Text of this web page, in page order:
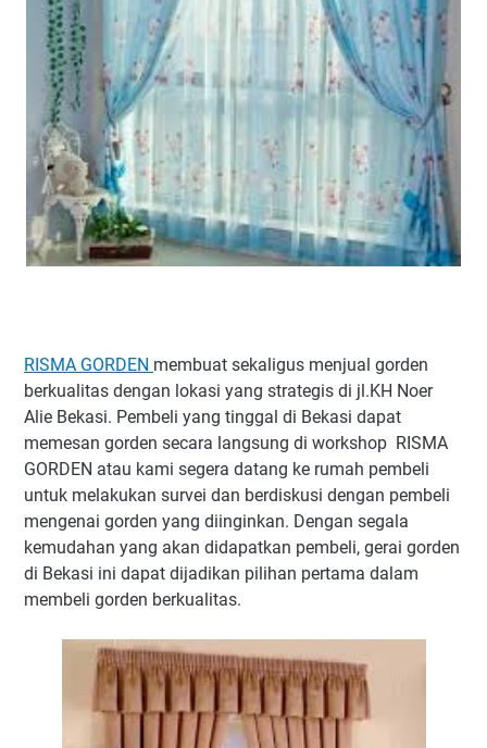
RISMA GORDEN membuat sekaligus menjual gorden
berkualitas dengan lokasi yang strategis di jl.KH Noer
Alie Bekasi. Pembeli yang tinggal di Bekasi dapat
memesan gorden secara langsung di workshop RISMA
GORDEN atau kami segera datang ke rumah pembeli
untuk melakukan survei dan berdiskusi dengan pembeli
mengenai gorden yang diinginkan. Dengan segala
kemudahan yang akan didapatkan pembeli, gerai gorden
di Bekasi ini dapat dijadikan pilihan pertama dalam
membeli gorden berkualitas.